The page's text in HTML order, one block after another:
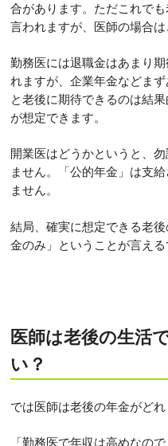
合があります。ただこれで
言われますが、医師の場合
勤務医には退職金はあまり
れますが、企業年金などま
と老後に期待できるのは結
が想定できます。
開業医はどうかというと、
ません。「公的年金」は支
ません。
結局、確実に想定できる老
金のみ」ということが言える
医師は老後の生活
い？
では医師は老後の年金がど
「勤務医で年収は高めなの